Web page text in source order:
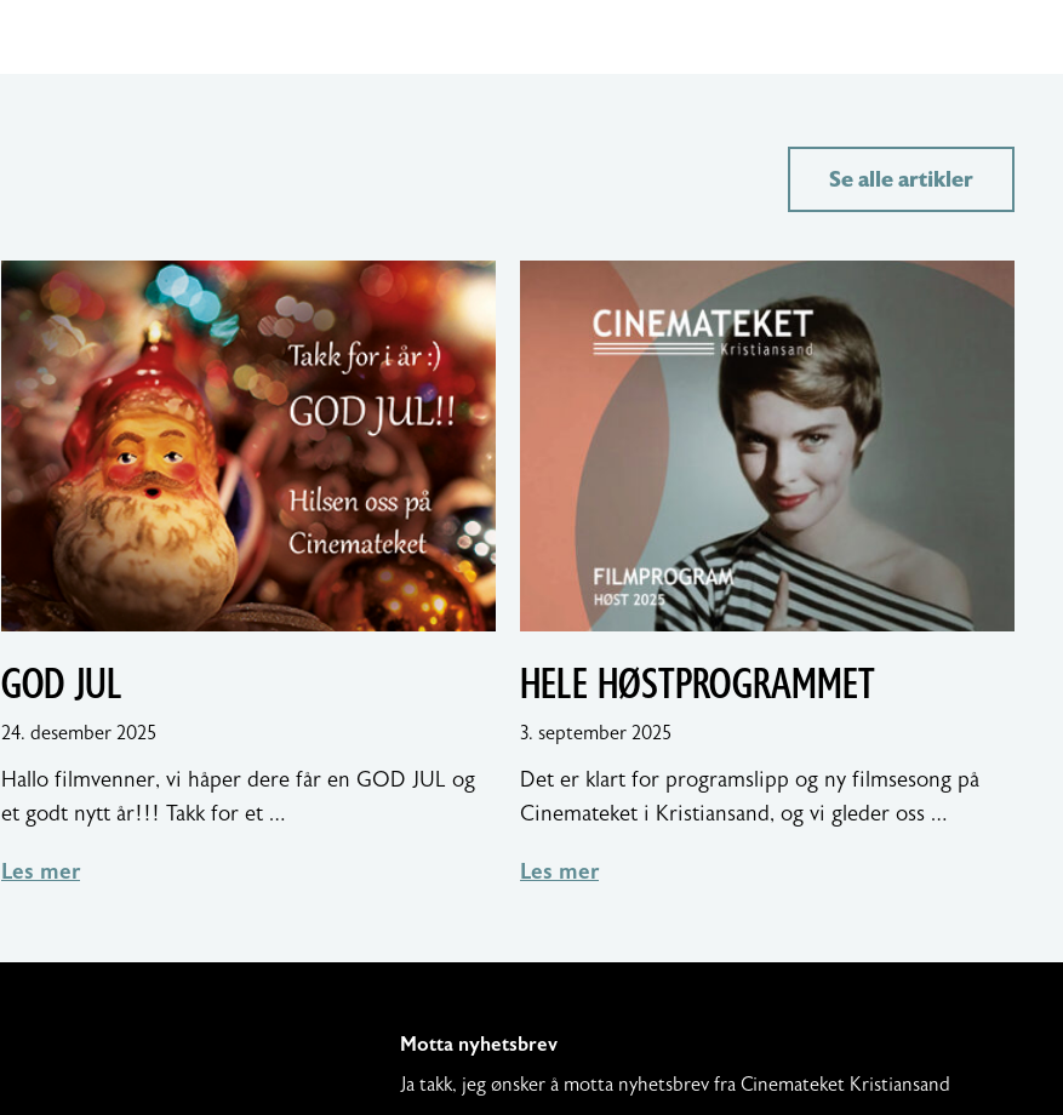
Se alle artikler
GOD JUL
24. desember 2025
Hallo filmvenner, vi håper dere får en GOD JUL og
et godt nytt år!!! Takk for et …
Les mer
HELE HØSTPROGRAMMET
3. september 2025
2025
Det er klart for programslipp og ny filmsesong på
Cinemateket i Kristiansand, og vi gleder oss …
Les mer
Motta nyhetsbrev
Ja takk, jeg ønsker å motta nyhetsbrev fra Cinemateket Kristiansand